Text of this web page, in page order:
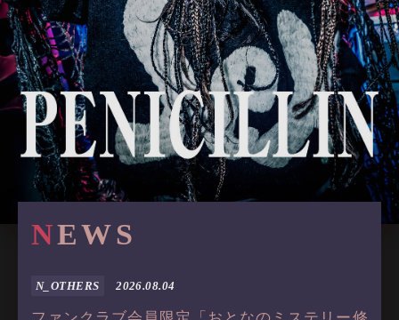
NEWS
N_OTHERS 2026.08.04